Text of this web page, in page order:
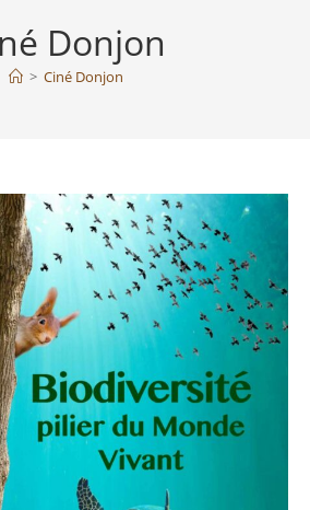
Donjon
> Ciné Donjon